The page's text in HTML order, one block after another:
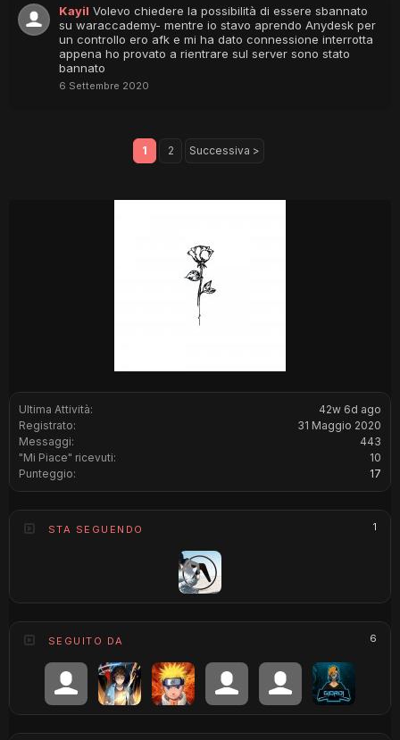
Ultima Attività:
42w 6d ago
Registrato:
31 Maggio 2020
Messaggi:
443
"Mi Piace" ricevuti:
10
Punteggio:
17
STA SEGUENDO 1
SEGUITO DA 6
Kayil Volevo chiedere la possibilità di essere sbannato
su waraccademy- mentre io stavo aprendo Anydesk per
un controllo ero afk e mi ha dato connessione interrotta
appena ho provato a rientrare sul server sono stato
bannato
6 Settembre 2020
1 2 Successiva >